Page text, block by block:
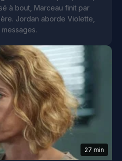
à bout, Marceau finit par
Jordan aborde Violette,
27 min